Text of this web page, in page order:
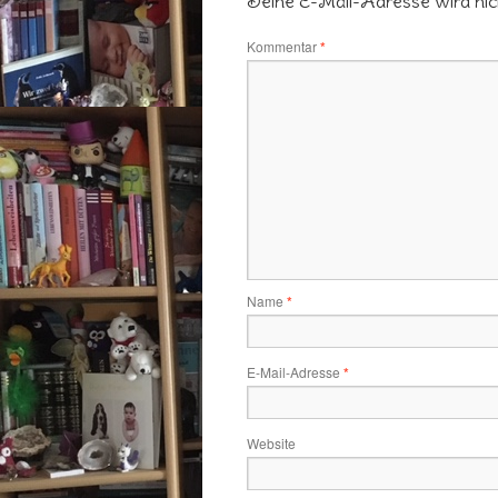
Kommentar*
Name *
E-Mail-Adresse *
Website